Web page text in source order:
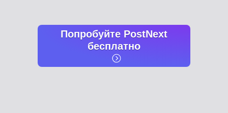
Попробуйте PostNext
бесплатно